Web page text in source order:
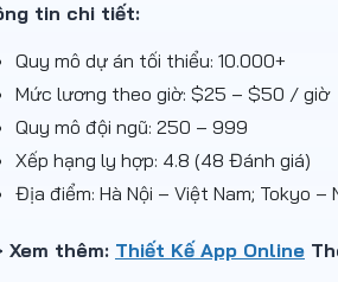
tin chi tiết:
Quy mô dự án tối thiểu: 10.000+
Mức lương theo giờ: $25 – $50 / giờ
Quy mô đội ngũ: 250 – 999
Xếp hạng ly hợp: 4.8 (48 Đánh giá)
Địa điểm: Hà Nội – Việt Nam; Tokyo –
Xem thêm: Thiết Kế App Online